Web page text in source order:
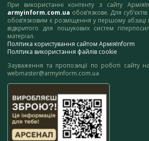
При використанні контенту з сайту
armyinform.com.ua обов’язкове. Для
обов’язковим є розміщення у першому абзаці
відкритого для пошукових систем
матеріал.
Політика користування сайтом АрміяInform
Політика використання файлів cookie
Зауваження та пропозиції по роботі сайту
webmaster@armyinform.com.ua